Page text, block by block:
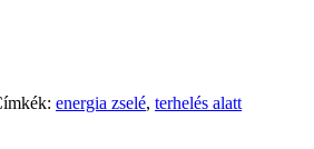
energia zselé, terhelés alatt